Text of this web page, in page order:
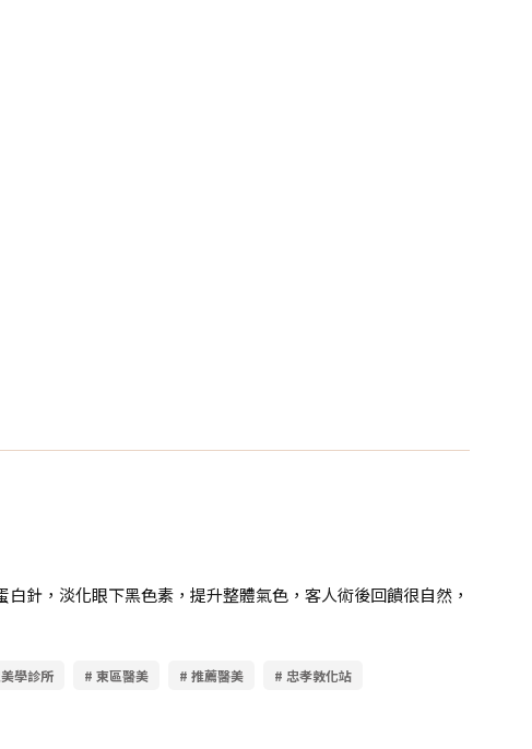
針，淡化眼下黑色素，提升整體氣色，客人術後回饋很自然，
學診所 # 東區醫美 # 推薦醫美 # 忠孝敦化站